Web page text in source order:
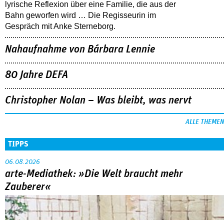
lyrische Reflexion über eine ­Familie, die aus der
Bahn geworfen wird … Die Regisseurin im
Gespräch mit Anke Sterneborg.
Nahaufnahme von Bárbara Lennie
80 Jahre DEFA
Christopher Nolan – Was bleibt, was nervt
ALLE THEMEN
TIPPS
06.08.2026
arte-Mediathek: »Die Welt braucht mehr
Zauberer«